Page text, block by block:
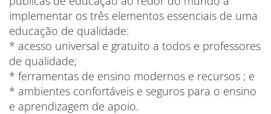
implementar os três elementos essenciais de uma
educação de qualidade:
* acesso universal e gratuito a todos e professores
de qualidade;
* ferramentas de ensino modernos e recursos ; e
* ambientes confortáveis ​​e seguros para o ensino
e aprendizagem de apoio.